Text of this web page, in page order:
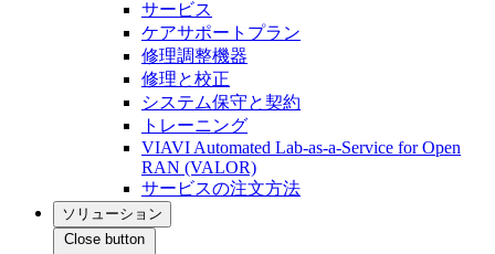
サービス
ケアサポートプラン
修理調整機器
修理と校正
システム保守と契約
トレーニング
VIAVI Automated Lab-as-a-Service for Open
RAN (VALOR)
サービスの注文方法
ソリューション
Close button